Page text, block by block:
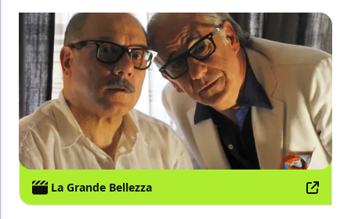
La Grande Bellezza